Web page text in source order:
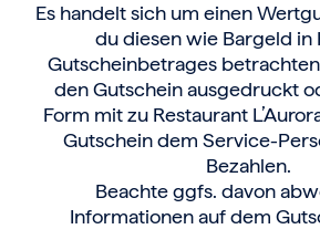
Es handelt sich um einen
du diesen wie Bargeld in
Gutscheinbetrages
den Gutschein ausgedruckt
Form mit zu Restaurant
Gutschein dem Service-
Bezahlen.
Beachte ggfs. davon
Informationen auf dem